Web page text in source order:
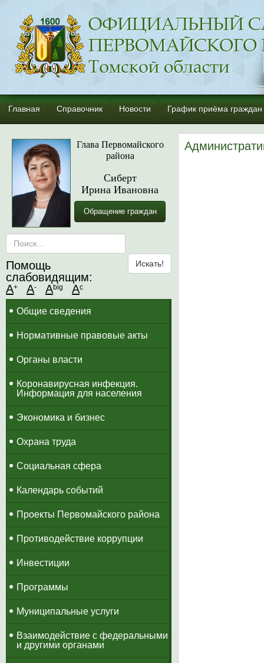
Главная Справочник Новости График приёма граждан
Глава Первомайского
района
Сиберт
Ирина Ивановна
Обращение граждан
Помощь
слабовидящим:
A+ A- Abig Ac
Общие сведения
Нормативные правовые акты
Органы власти
Коронавирусная инфекция.
Информация для населения
Экономика и бизнес
Охрана труда
Социальная сфера
Календарь событий
Проекты Первомайского района
Противодействие коррупции
Инвестиции
Программы
Муниципальные услуги
Взаимодействие с федеральными
и другими органами